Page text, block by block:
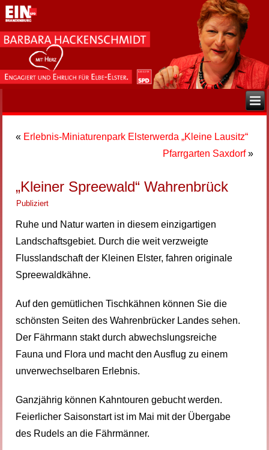
« Erlebnis-Miniaturenpark Elsterwerda „Kleine Lausitz“
Pfarrgarten Saxdorf»
„Kleiner Spreewald“ Wahrenbrück
Publiziert
Ruhe und Natur warten in diesem einzigartigen
Landschaftsgebiet. Durch die weit verzweigte
Flusslandschaft der Kleinen Elster, fahren originale
Spreewaldkähne.
Auf den gemütlichen Tischkähnen können Sie die
schönsten Seiten des Wahrenbrücker Landes sehen.
Der Fährmann stakt durch abwechslungsreiche
Fauna und Flora und macht den Ausflug zu einem
unverwechselbaren Erlebnis.
Ganzjährig können Kahntouren gebucht werden.
Feierlicher Saisonstart ist im Mai mit der Übergabe
des Rudels an die Fährmänner.